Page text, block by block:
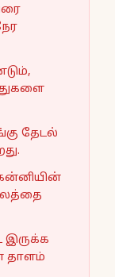
தேடல்
இருக்க
தாளம்